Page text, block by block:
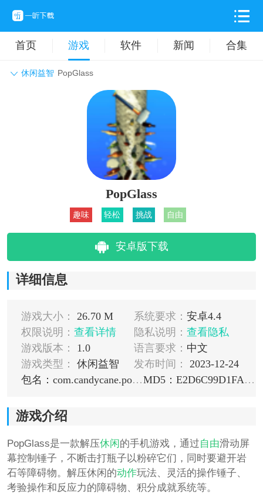
首页 游戏 软件 新闻 合集
休闲益智 PopGlass
动作格斗 休闲益智
卡牌对战 音乐舞蹈
挂机养成
PopGlass
趣味 轻松 挑战 自由
安卓版下载
详细信息
游戏大小： 26.70 M 系统要求： 安卓4.4
权限说明： 查看详情 隐私说明： 查看隐私
游戏版本：
1.0 语言要求： 中文
游戏类型：
休闲益智 发布时间：
2023-12-24
包名：com.candycane.popglass
MD5：E2D6C99D1FA71FCAF89D7576886F5B1C
游戏介绍
PopGlass是一款解压休闲的手机游戏，通过自由滑动屏
幕控制锤子，不断击打瓶子以粉碎它们，同时要避开岩
石等障碍物。解压休闲的动作玩法、灵活的操作锤子、
考验操作和反应力的障碍物、积分成就系统等。